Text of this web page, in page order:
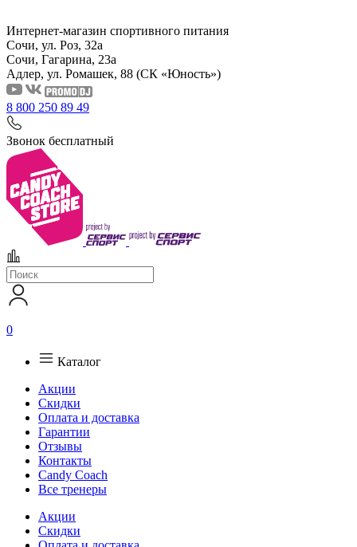
Интернет-магазин спортивного питания
Сочи, ул. Роз, 32а
Сочи, Гагарина, 23а
Адлер, ул. Ромашек, 88 (СК «Юность»)
8 800 250 89 49
Звонок бесплатный
0
Каталог
Акции
Скидки
Оплата и доставка
Гарантии
Отзывы
Контакты
Candy Coach
Все тренеры
Акции
Скидки